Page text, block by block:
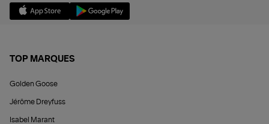
TOP MARQUES
Golden Goose
Jérôme Dreyfuss
Isabel Marant